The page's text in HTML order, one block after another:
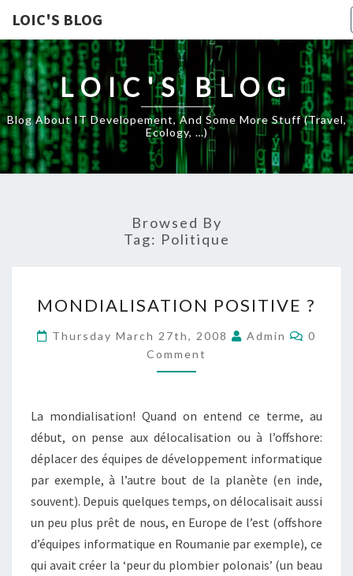
LOIC'S BLOG
LOIC'S BLOG
Blog About IT Developement, And Some More Stuff (travel,
Ecology, …)
Browsed By
Tag: Politique
POSITIVE
?
MONDIALISATION POSITIVE ?
Thursday March 27th, 2008 Admin
0
Comment
La mondialisation! Quand on entend ce terme, au
début, on pense aux délocalisation ou à l’offshore:
déplacer des équipes de développement informatique
par exemple, à l’autre bout de la planète (en inde,
souvent). Depuis quelques temps, on délocalisait aussi
un peu plus prêt de nous, en Europe de l’est (offshore
d’équipes informatique en Roumanie par exemple), ce
qui avait créer la ‘peur du plombier polonais’ (un beau